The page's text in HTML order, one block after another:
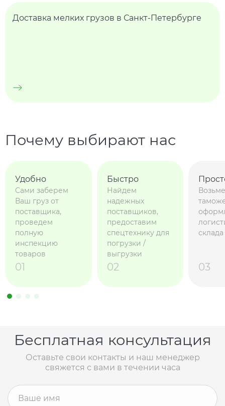
Доставка мелких грузов в Санкт-Петербурге
Почему выбирают нас
Удобно
Сами заберем
Ваш груз от
поставщика,
проведем
полную
инспекцию
товаров
01
Быстро
Найдем
надежных
поставщиков,
предоставим
спецтехнику для
погрузки /
выгрузки
02
склада
03
Бесплатная консультация
Оставьте свои контакты и наш менеджер
свяжется с вами в течении часа